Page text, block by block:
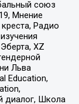
союз
Мнение
Радио
XZ
Льва
Education,
диалог, Школа